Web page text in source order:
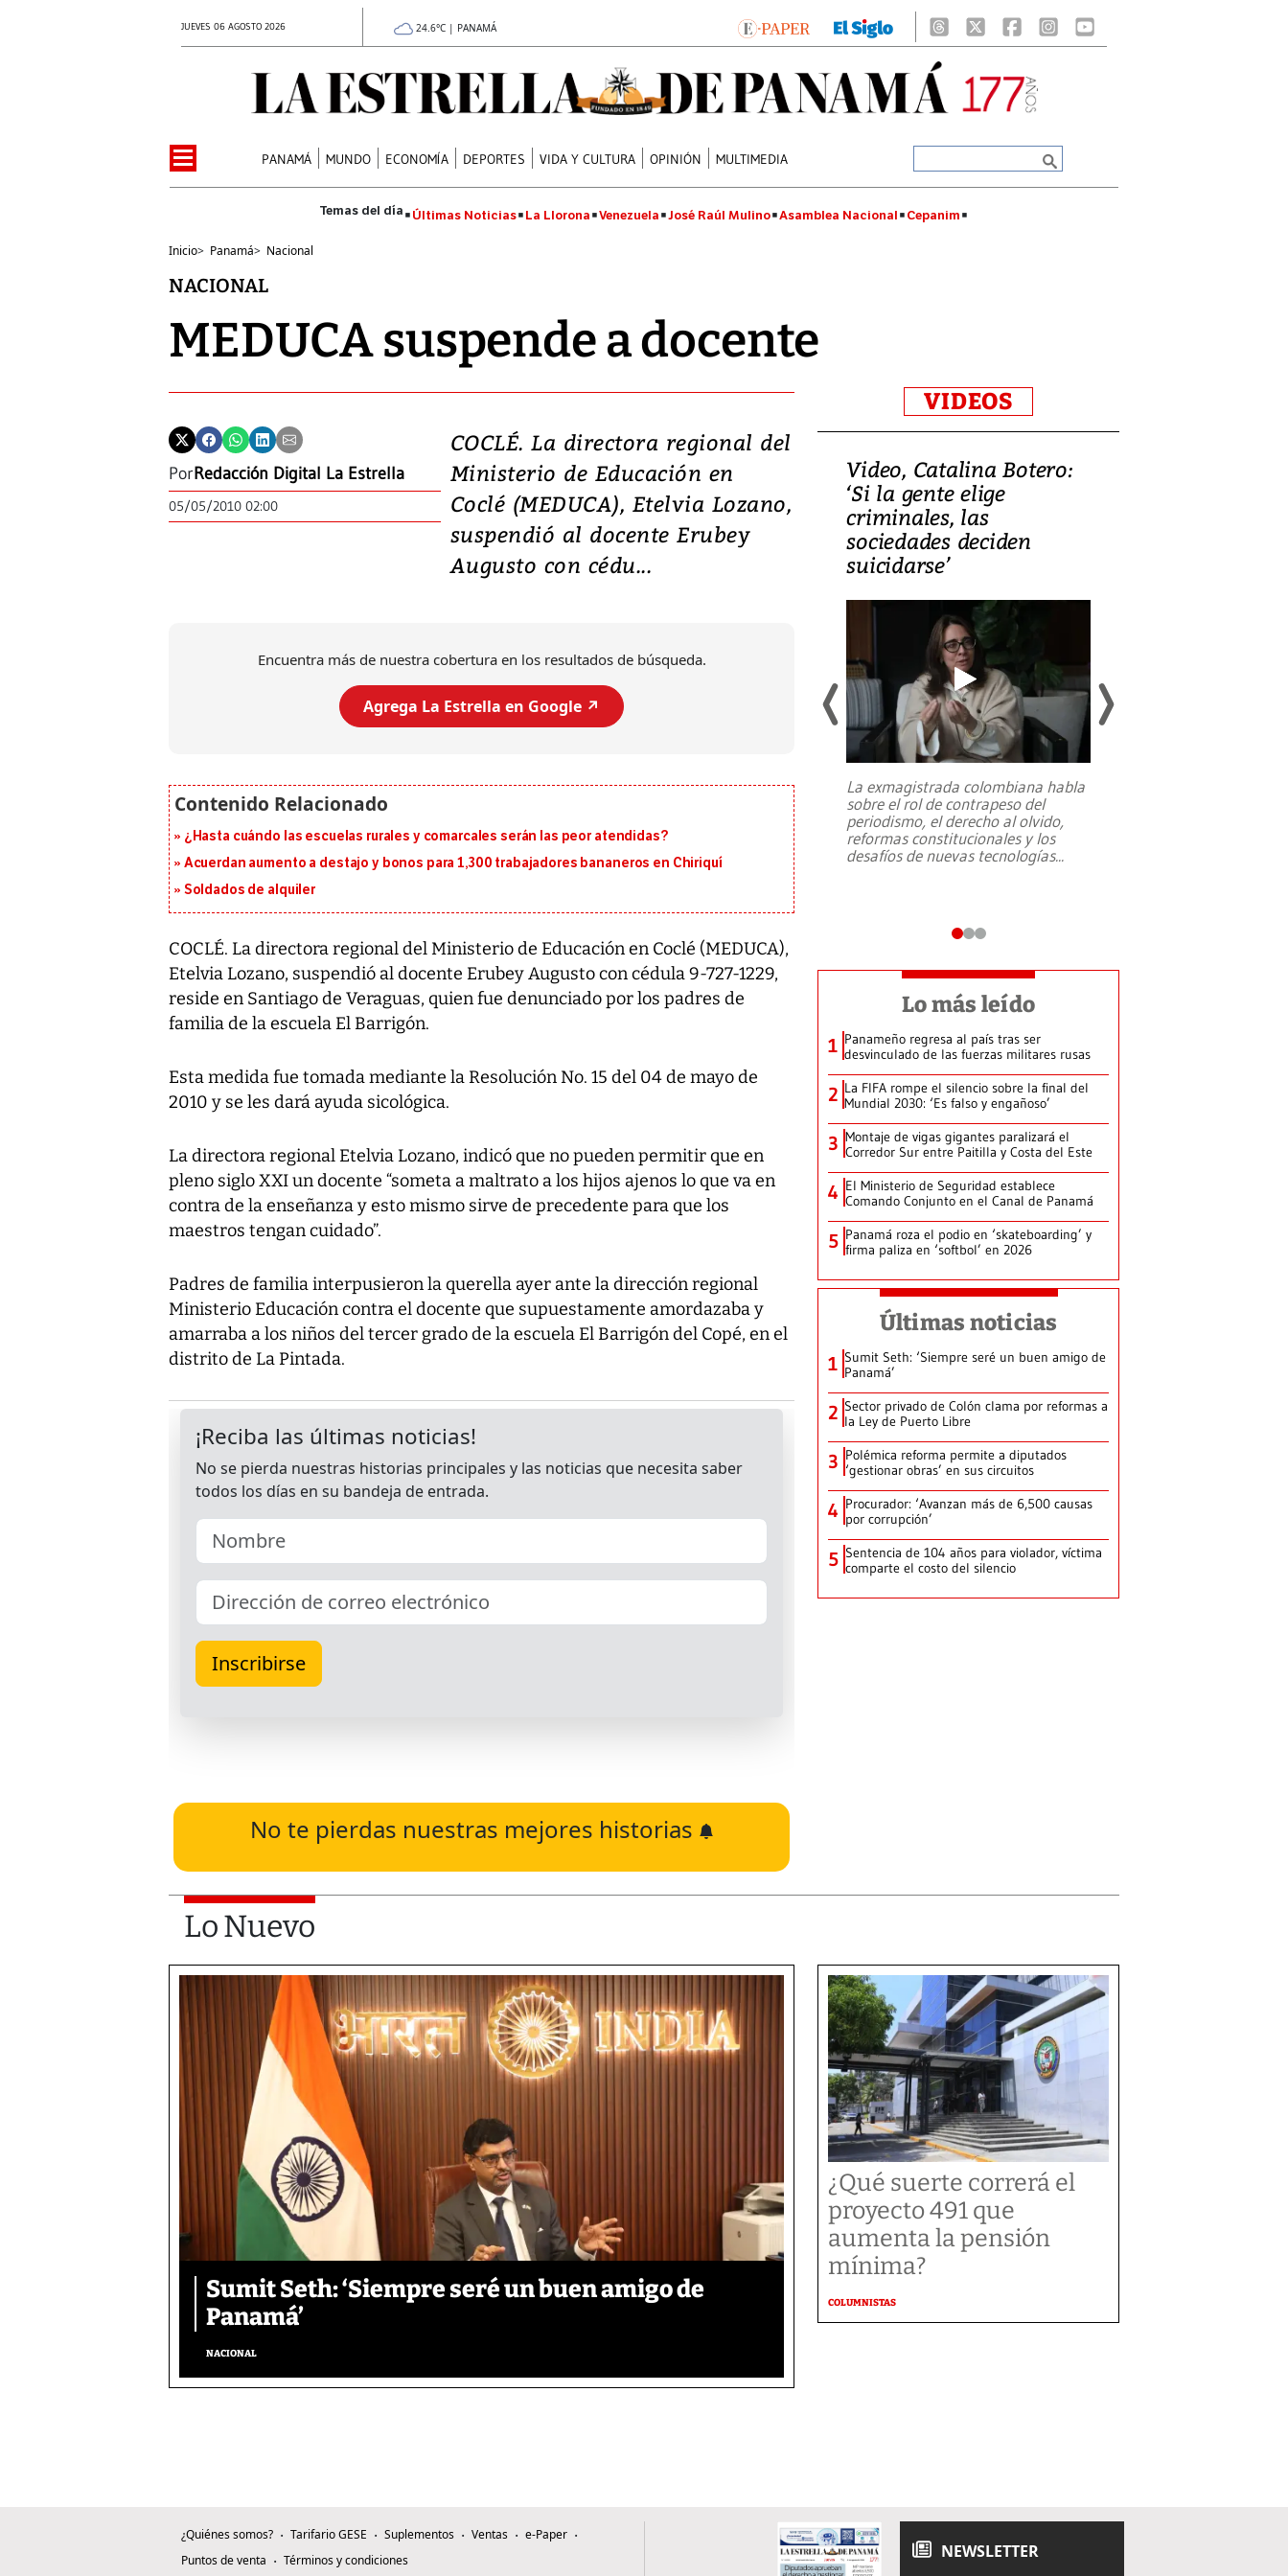
JUEVES 06 AGOSTO 2026 24.6°C | PANAMÁ
PANAMÁ MUNDO ECONOMÍA DEPORTES VIDA Y CULTURA OPINIÓN MULTIMEDIA
Últimas Noticias La Llorona Venezuela José Raúl Mulino Asamblea Nacional Cepanim
Inicio> Panamá> Nacional
NACIONAL
MEDUCA suspende a docente
PorRedacción Digital La Estrella
05/05/2010 02:00
COCLÉ. La directora regional del
Ministerio de Educación en
Coclé (MEDUCA), Etelvia Lozano,
suspendió al docente Erubey
Augusto con cédu...
Encuentra más de nuestra cobertura en los resultados de búsqueda.
Agrega La Estrella en Google ↗️
¿Hasta cuándo las escuelas rurales y comarcales serán las peor atendidas?
Acuerdan aumento a destajo y bonos para 1,300 trabajadores bananeros en Chiriquí
Soldados de alquiler
COCLÉ. La directora regional del Ministerio de Educación en Coclé (MEDUCA),
Etelvia Lozano, suspendió al docente Erubey Augusto con cédula 9-727-1229,
reside en Santiago de Veraguas, quien fue denunciado por los padres de
familia de la escuela El Barrigón.
Esta medida fue tomada mediante la Resolución No. 15 del 04 de mayo de
2010 y se les dará ayuda sicológica.
La directora regional Etelvia Lozano, indicó que no pueden permitir que en
pleno siglo XXI un docente “someta a maltrato a los hijos ajenos lo que va en
contra de la enseñanza y esto mismo sirve de precedente para que los
maestros tengan cuidado”.
Padres de familia interpusieron la querella ayer ante la dirección regional
Ministerio Educación contra el docente que supuestamente amordazaba y
amarraba a los niños del tercer grado de la escuela El Barrigón del Copé, en el
distrito de La Pintada.
No te pierdas nuestras mejores historias
VIDEOS
Video, Japón: Terremoto
deja heridos y graves
daños en Kumamoto
al sur de Japón, provocando una
Video, Catalina Botero:
‘Si la gente elige
criminales, las
sociedades deciden
suicidarse’
La exmagistrada colombiana habla
sobre el rol de contrapeso del
periodismo, el derecho al olvido,
reformas constitucionales y los
desafíos de nuevas tecnologías...
Lo más leído
1 Panameño regresa al país tras ser
desvinculado de las fuerzas militares rusas
2 La FIFA rompe el silencio sobre la final del
Mundial 2030: ‘Es falso y engañoso’
3 Montaje de vigas gigantes paralizará el
Corredor Sur entre Paitilla y Costa del Este
4 El Ministerio de Seguridad establece
Comando Conjunto en el Canal de Panamá
5 Panamá roza el podio en ‘skateboarding’ y
firma paliza en ‘softbol’ en 2026
Últimas noticias
1 Sumit Seth: ‘Siempre seré un buen amigo de
Panamá’
2 Sector privado de Colón clama por reformas a
la Ley de Puerto Libre
3 Polémica reforma permite a diputados
‘gestionar obras’ en sus circuitos
4 Procurador: ‘Avanzan más de 6,500 causas
por corrupción’
5 Sentencia de 104 años para violador, víctima
comparte el costo del silencio
Lo Nuevo
Sumit Seth: ‘Siempre seré un buen amigo de
Panamá’
NACIONAL
¿Qué suerte correrá el
proyecto 491 que
aumenta la pensión
mínima?
COLUMNISTAS
¿Quiénes somos? Tarifario GESE Suplementos Ventas
e-Paper
Puntos de venta
Términos y condiciones NEWSLETTER